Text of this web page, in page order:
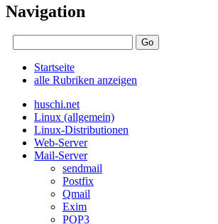
Navigation
Startseite
alle Rubriken anzeigen
huschi.net
Linux (allgemein)
Linux-Distributionen
Web-Server
Mail-Server
sendmail
Postfix
Qmail
Exim
POP3